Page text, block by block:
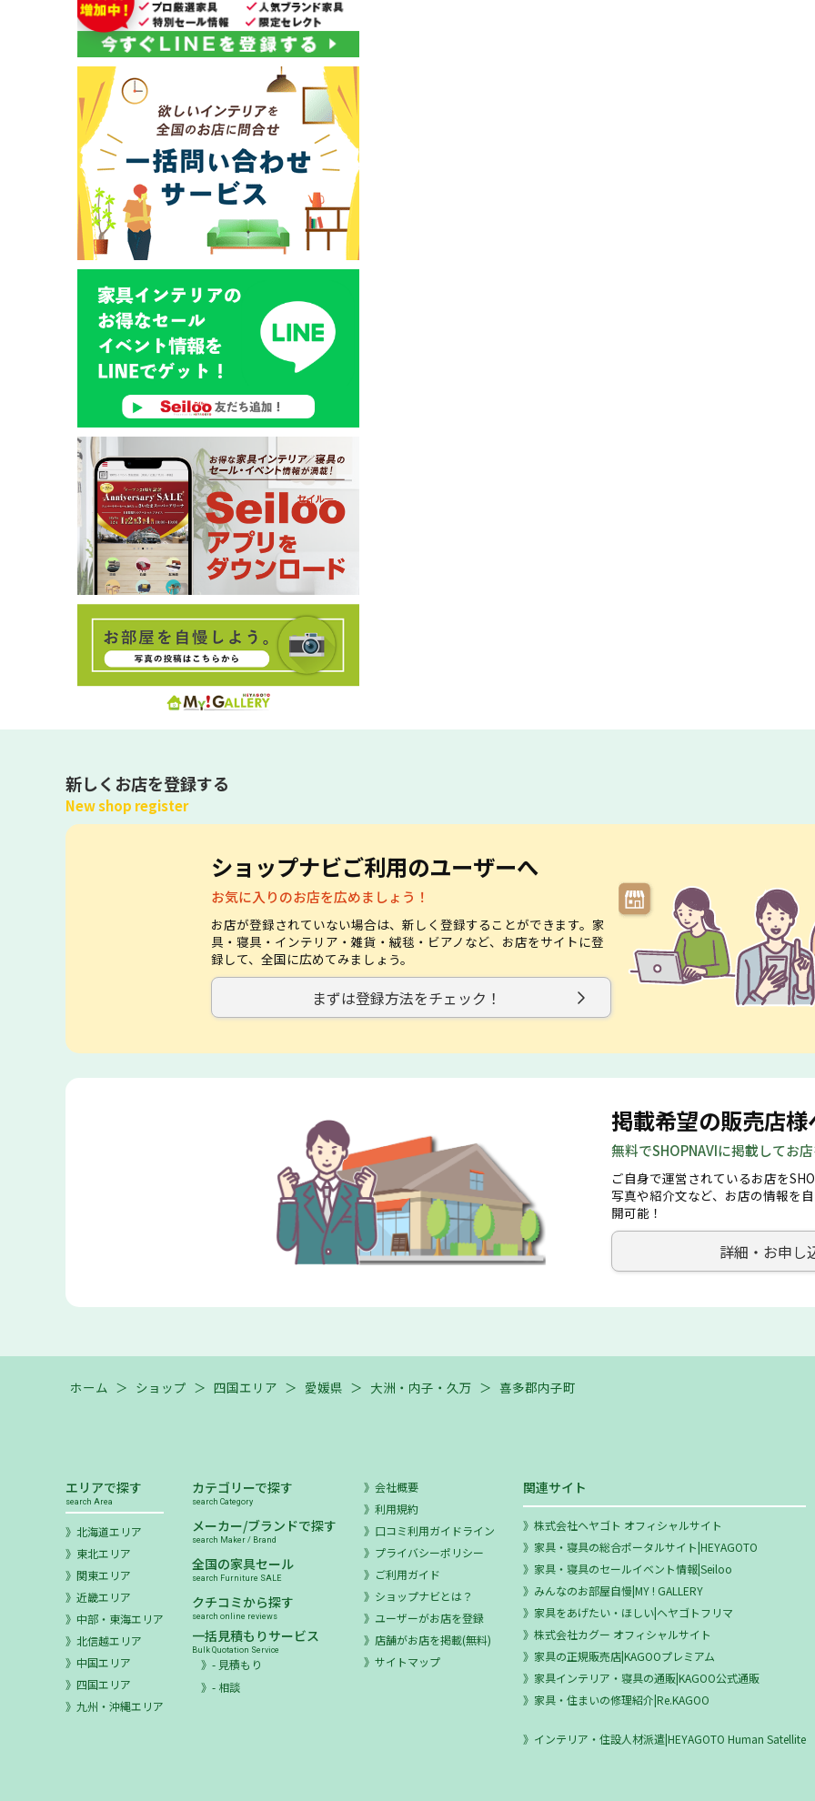
新しくお店を登録する
New shop register
ショップナビご利用のユーザーへ
お気に入りのお店を広めましょう！
お店が登録されていない場合は、新しく登録することができます。家
具・寝具・インテリア・雑貨・絨毯・ビアノなど、お店をサイトに登
録して、全国に広めてみましょう。
まずは登録方法をチェック！
掲載希望の販売店様
無料でSHOPNAVIに掲載してお
ご自身で運営されているお店を
写真や紹介文など、お店の情報を
開可能！
詳細・お申し
ホーム ＞ ショップ ＞ 四国エリア ＞ 愛媛県 ＞ 大洲・内子・久万 ＞ 喜多郡内子町
エリアで探す
search Area
北海道エリア
東北エリア
関東エリア
近畿エリア
中部・東海エリア
北信越エリア
中国エリア
四国エリア
九州・沖縄エリア
カテゴリーで探す
search Category
メーカー/ブランドで探す
search Maker / Brand
全国の家具セール
search Furniture SALE
クチコミから探す
search online reviews
一括見積もりサービス
Bulk Quotation Service
- 見積もり
- 相談
会社概要
利用規約
口コミ利用ガイドライン
プライバシーポリシー
ご利用ガイド
ショップナビとは？
ユーザーがお店を登録
店舗がお店を掲載(無料)
サイトマップ
関連サイト
株式会社ヘヤゴト オフィシャルサイト
家具・寝具の総合ポータルサイト|HEYAGOTO
家具・寝具のセールイベント情報|Seiloo
みんなのお部屋自慢|MY ! GALLERY
家具をあげたい・ほしい|ヘヤゴトフリマ
株式会社カグー オフィシャルサイト
家具の正規販売店|KAGOOプレミアム
家具インテリア・寝具の通販|KAGOO公式通販
家具・住まいの修理紹介|Re.KAGOO
インテリア・住設人材派遣|HEYAGOTO Human Satellite